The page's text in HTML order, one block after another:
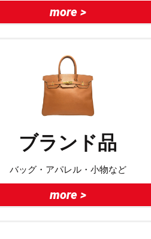
more >
ブランド品
バッグ・アパレル・小物など
more >